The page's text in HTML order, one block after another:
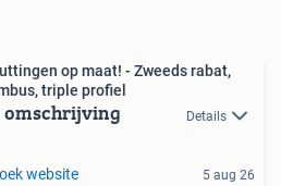
op maat! - Zweeds rabat,
triple profiel
omschrijving Details
website 5 aug 26